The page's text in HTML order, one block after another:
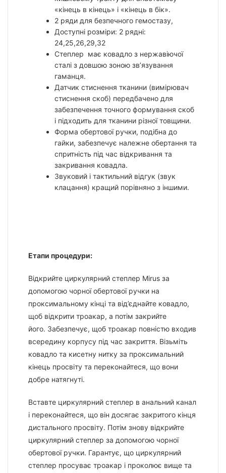
«кінець в кінець» і «кінець в бік».
2 ряди для безпечного гемостазу,
Доступні розміри: 2 рядні:
24,25,26,29,32
Степлер має ковадло з нержавіючої
сталі з довшою зоною зв’язування
гаманця.
Датчик стиснення тканини (вимірювач
стиснення скоб) передбачено для
забезпечення точного формування скоб
і підходить для тканини різної товщини.
Форма обертової ручки, подібна до
гайки, забезпечує належне обертання та
спритність під час відкривання та
закривання ковадла.
Звуковий і тактильний відгук (звук
клацання) кращий порівняно з іншими.
Етапи процедури:
Відкрийте циркулярний степлер Mirus за
допомогою чорної обертової ручки на
проксимальному кінці та від’єднайте ковадло,
щоб відкрити троакар, а потім закрийте
його. Забезпечує, щоб троакар повністю входив
всередину корпусу під час закриття. Візьміть
ковадло та кисетну нитку за проксимальний
кінець просвіту та переконайтеся, що вони
добре натягнуті.
Вставте циркулярний степлер в анальний канал
і переконайтеся, що він досягає закритого кінця
дистального просвіту. Потім знову відкрийте
циркулярний степлер за допомогою чорної
обертової ручки. Гарантує, що циркулярний
степлер просуває троакар і проколює вище та